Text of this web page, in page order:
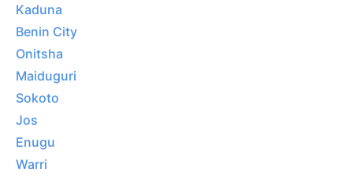
Kaduna
Benin City
Onitsha
Maiduguri
Sokoto
Jos
Enugu
Warri